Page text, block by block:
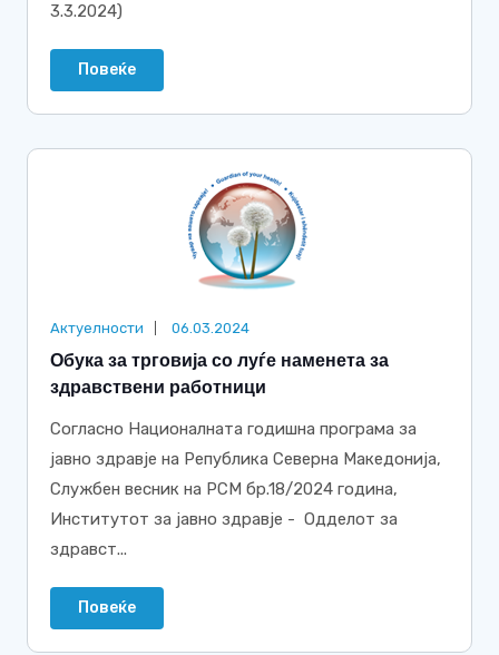
3.3.2024)
Повеќе
Актуелности 06.03.2024
Обука за трговија со луѓе наменета за
здравствени работници
Согласно Националната годишна програма за
јавно здравје на Република Северна Македонија,
Службен весник на РСМ бр.18/2024 година,
Институтот за јавно здравје - Одделот за
здравст...
Повеќе